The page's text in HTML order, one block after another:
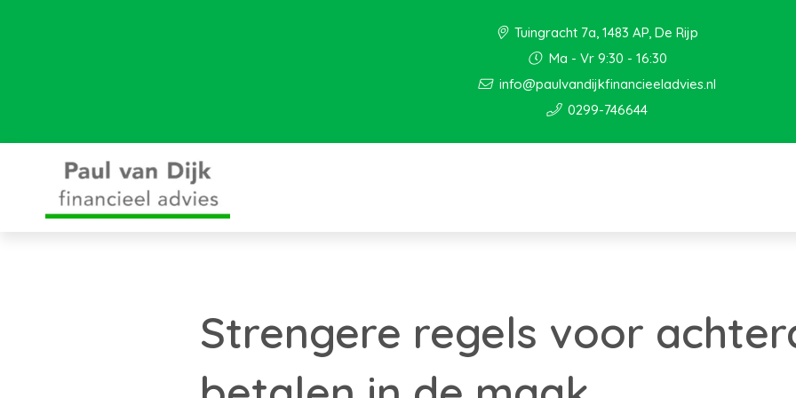
Tuingracht 7a, 1483 AP, De Rijp
Ma - Vr 9:30 - 16:30
info@paulvandijkfinancieeladvies.nl
0299-746644
Strengere regels voor